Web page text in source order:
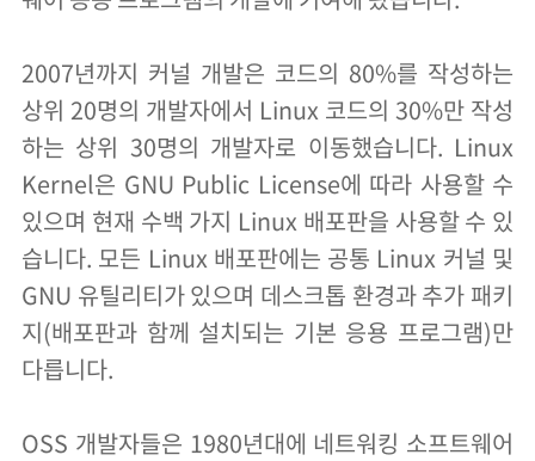
2007년까지 커널 개발은 코드의 80%를 작성하는
상위 20명의 개발자에서 Linux 코드의 30%만 작성
하는 상위 30명의 개발자로 이동했습니다. Linux
Kernel은 GNU Public License에 따라 사용할 수
있으며 현재 수백 가지 Linux 배포판을 사용할 수 있
습니다. 모든 Linux 배포판에는 공통 Linux 커널 및
GNU 유틸리티가 있으며 데스크톱 환경과 추가 패키
지(배포판과 함께 설치되는 기본 응용 프로그램)만
다릅니다.
OSS 개발자들은 1980년대에 네트워킹 소프트웨어